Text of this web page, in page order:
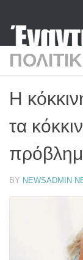
Η
τα
BY NEWSADMIN